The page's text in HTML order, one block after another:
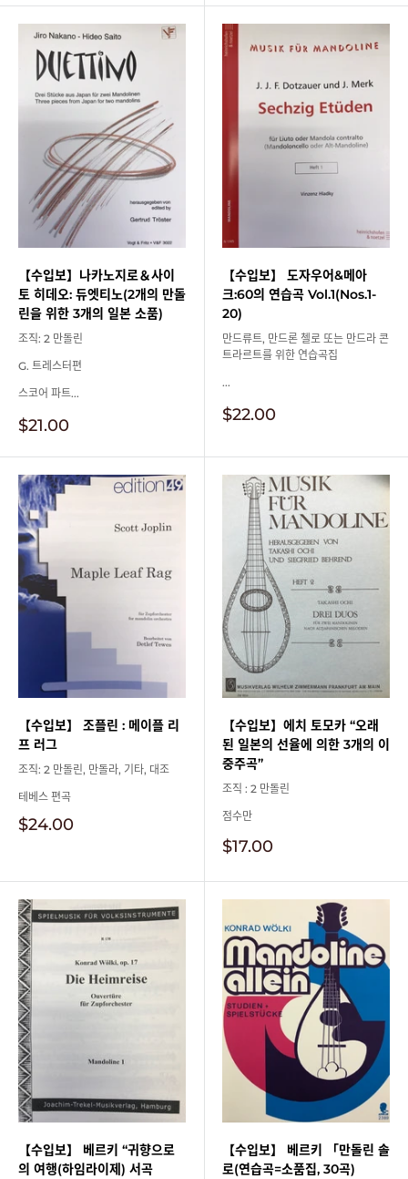
가
격
【수입보】나카노지로＆사이
토 히데오: 듀엣티노(2개의 만돌
린을 위한 3개의 일본 소품)
조직: 2 만돌린
G. 트레스터편
스코어 파트...
판
매
가
격
$21.00
【수입보】 도자우어&메아
크:60의 연습곡 Vol.1(Nos.1-
20)
만드류트, 만드론 첼로 또는 만드라 콘
트라르트를 위한 연습곡집
...
판
매
격
$22.00
【수입보】 조플린 : 메이플 리
프 러그
조직: 2 만돌린, 만돌라, 기타, 대조
테베스 편곡
판
$24.00
【수입보】에치 토모카 “오래
된 일본의 선율에 의한 3개의 이
중주곡”
조직 : 2 만돌린
점수만
판
가
격
$17.00
【수입보】 베르키 “귀향으로
의 여행(하임라이제) 서곡
【수입보】 베르키 「만돌린 솔
로(연습곡=소품집, 30곡)